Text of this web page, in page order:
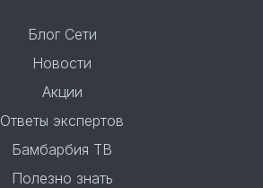
Блог Сети
Новости
Акции
Ответы экспертов
Бамбарбия ТВ
Полезно знать